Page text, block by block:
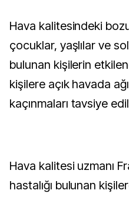
Hava kalitesindeki
çocuklar, yaşlılar ve
bulunan kişilerin
kişilere açık havada
kaçınmaları tavsiye
Hava kalitesi uzmanı
hastalığı bulunan